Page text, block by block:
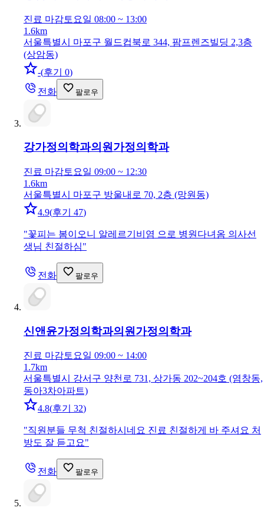
진료 마감토요일 08:00 ~ 13:00
1.6km
서울특별시 마포구 월드컵북로 344, 팜프렌즈빌딩 2,3층
(상암동)
-(후기 0)
전화
팔로우
강가정의학과의원가정의학과
진료 마감토요일 09:00 ~ 12:30
1.6km
서울특별시 마포구 방울내로 70, 2층 (망원동)
4.9(후기 47)
"꽃피는 봄이오니 알레르기비염 으로 병원다녀옴 의사선
생님 친절하심"
전화 팔로우
신앤윤가정의학과의원 가정의학과
진료 마감토요일 09:00 ~ 14:00
1.7km
서울특별시 강서구 양천로 731, 상가동 202~204호 (염창동,
동아3차아파트)
4.8(후기 32)
"직원분들 무척 친절하시네요 진료 친절하게 바 주셔요 처
방도 잘 듣고요"
전화 팔로우